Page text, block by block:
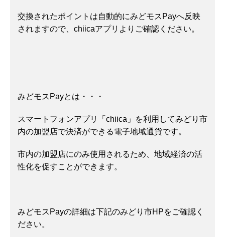
交換されたポイントは自動的にみどモスPayへ反映
されますので、 chiicaアプリより ご確認ください。
みどモスPayとは・・・
スマートフォンアプリ「chiica」を利用してみどり市
内の加盟店で決済ができる電子地域通貨です。
市内の加盟店にのみ使用されるため、地域経済の活
性化を促すことができます。
みどモスPayの詳細は下記のみどり市HPをご確認く
ださい。